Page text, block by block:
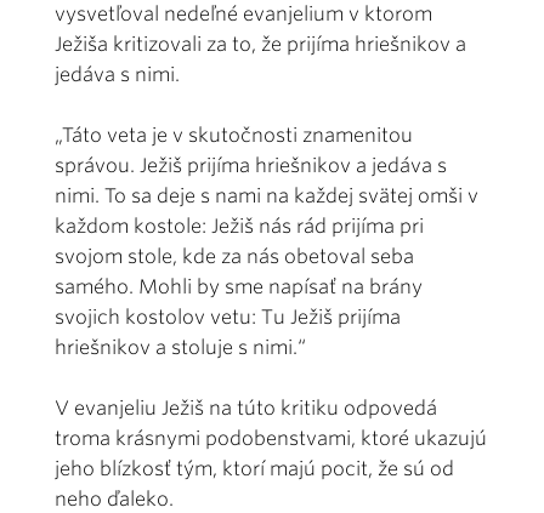
vysvetľoval nedeľné evanjelium v ktorom
Ježiša kritizovali za to, že prijíma hriešnikov a
jedáva s nimi.
„Táto veta je v skutočnosti znamenitou
správou. Ježiš prijíma hriešnikov a jedáva s
nimi. To sa deje s nami na každej svätej omši v
každom kostole: Ježiš nás rád prijíma pri
svojom stole, kde za nás obetoval seba
samého. Mohli by sme napísať na brány
svojich kostolov vetu: Tu Ježiš prijíma
hriešnikov a stoluje s nimi.“
V evanjeliu Ježiš na túto kritiku odpovedá
troma krásnymi podobenstvami, ktoré ukazujú
jeho blízkosť tým, ktorí majú pocit, že sú od
neho ďaleko.